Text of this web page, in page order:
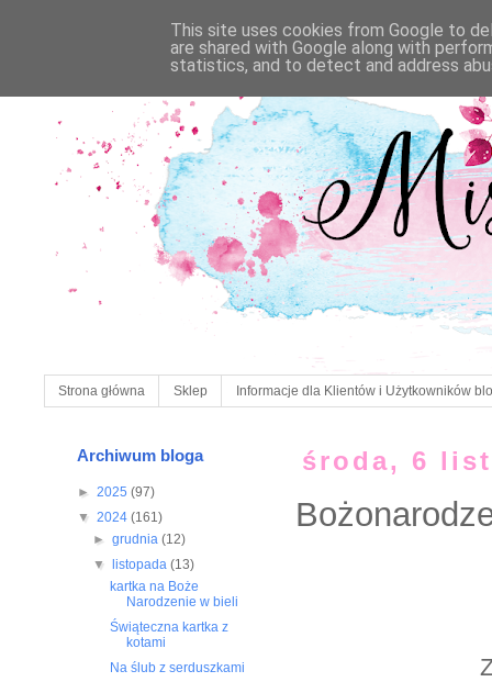
Strona główna Sklep Informacje dla Klientów i Użytkowników
środa, 6
Archiwum bloga
► 2025 (97)
▼ 2024 (161)
►grudnia(12)
▼
listopada(13)
kartka na Boże
Narodzenie w bieli
Świąteczna kartka z
kotami
Na ślub z serduszkami
This site uses cookies from Google to
are shared with Google along with
statistics, and to detect and address